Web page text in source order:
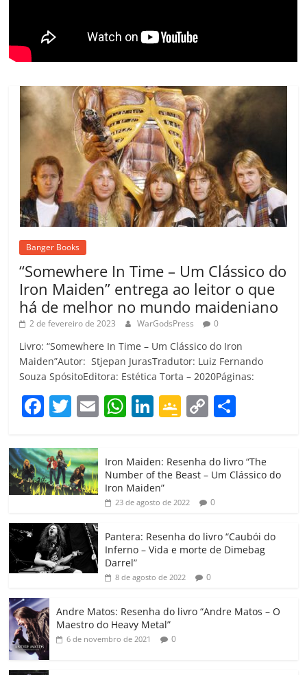
m
Banger Books
“Somewhere In Time – Um Clássico do
Iron Maiden” entrega ao leitor o que
há de melhor no mundo maideniano
2 de fevereiro de 2023 WarGodsPress 0
Livro: “Somewhere In Time – Um Clássico do Iron
Maiden”Autor: Stjepan JurasTradutor: Luiz Fernando
Souza SpósitoEditora: Estética Torta – 2020Páginas:
F
c
e
b
o
o
k
T
itt
er
E W
at
s
A
p
Li
e
dI
G
gl
e
Cl
a
ss
ro
o
C
p
y
Li
k
m
p
h
ar
Iron Maiden: Resenha do livro “The
Number of the Beast – Um Clássico do
Iron Maiden”
23 de agosto de 2022 0
Pantera: Resenha do livro “Caubói do
Inferno – Vida e morte de Dimebag
Darrel”
8 de agosto de 2022 0
Andre Matos: Resenha do livro “Andre Matos – O
Maestro do Heavy Metal”
6 de novembro de 2021 0